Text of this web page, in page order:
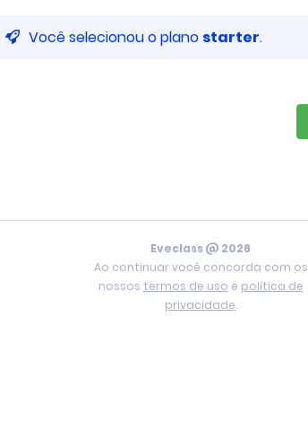
Você selecionou o plano starter.
Eveclass @ 2026
Ao continuar você concorda com os
nossos termos de uso e política de
privacidade.